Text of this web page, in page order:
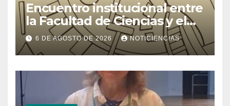
Encuentro institucional entre
la Facultad de Ciencias y el
Ministerio de Ciencia y
Tecnología
6 DE AGOSTO DE 2026 NOTICIENCIAS